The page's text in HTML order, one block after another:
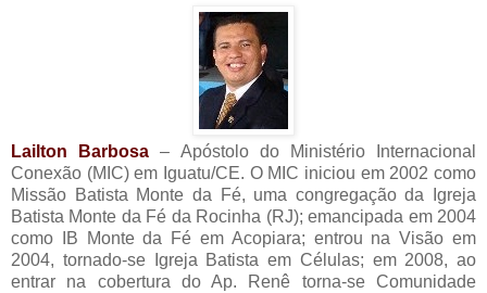
Lailton Barbosa – Apóstolo do Ministério Internacional
Conexão (MIC) em Iguatu/CE. O MIC iniciou em 2002 como
Missão Batista Monte da Fé, uma congregação da Igreja
Batista Monte da Fé da Rocinha (RJ); emancipada em 2004
como IB Monte da Fé em Acopiara; entrou na Visão em
2004, tornado-se Igreja Batista em Células; em 2008, ao
entrar na cobertura do Ap. Renê torna-se Comunidade